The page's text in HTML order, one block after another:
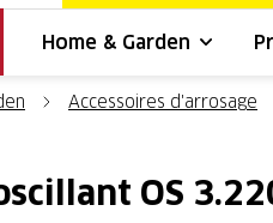
Home & Garden
Accessoires d'arrosage
OS